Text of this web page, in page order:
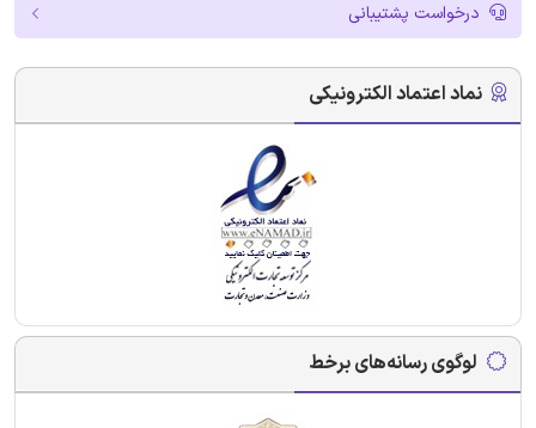
درخواست پشتیبانی
نماد اعتماد الکترونیکی
لوگوی رسانه‌های برخط